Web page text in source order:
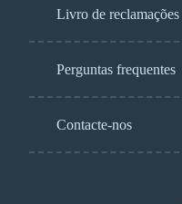
Livro de reclamações
Perguntas frequentes
Contacte-nos